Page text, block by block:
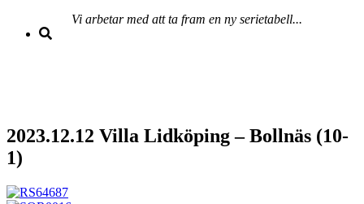
Vi arbetar med att ta fram en ny serietabell...
2023.12.12 Villa Lidköping – Bollnäs (10-
1)